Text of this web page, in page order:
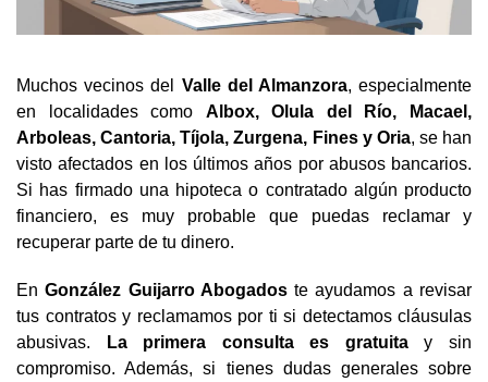
Muchos vecinos del Valle del Almanzora, especialmente
en localidades como Albox, Olula del Río, Macael,
Arboleas, Cantoria, Tíjola, Zurgena, Fines y Oria, se han
visto afectados en los últimos años por abusos bancarios.
Si has firmado una hipoteca o contratado algún producto
financiero, es muy probable que puedas reclamar y
recuperar parte de tu dinero.
EnGonzález Guijarro Abogadoste ayudamos a revisar
tus contratos y reclamamos por ti si detectamos cláusulas
abusivas.
La primera consulta es gratuitay sin
compromiso. Además, si tienes dudas generales sobre